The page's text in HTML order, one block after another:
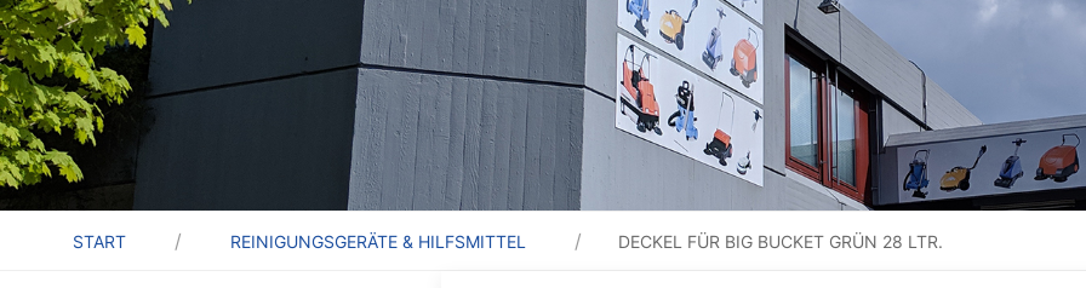
START REINIGUNGSGERÄTE & HILFSMITTEL DECKEL FÜR BIG BUCKET GRÜN 28 LTR.